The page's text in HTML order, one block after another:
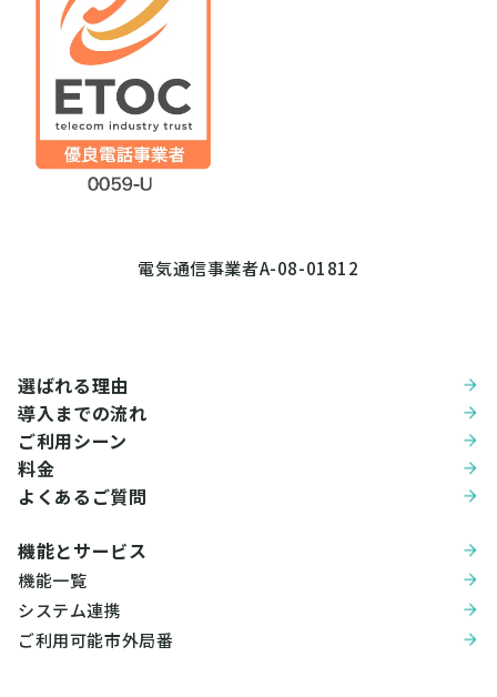
電気通信事業者A-08-01812
選ばれる理由
導入までの流れ
ご利用シーン
料金
よくあるご質問
機能とサービス
機能一覧
システム連携
ご利用可能市外局番